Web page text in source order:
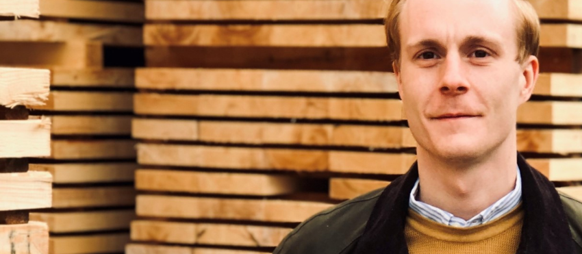
Meddelande*
Vi behandlar dina personuppgifter i enlighet med